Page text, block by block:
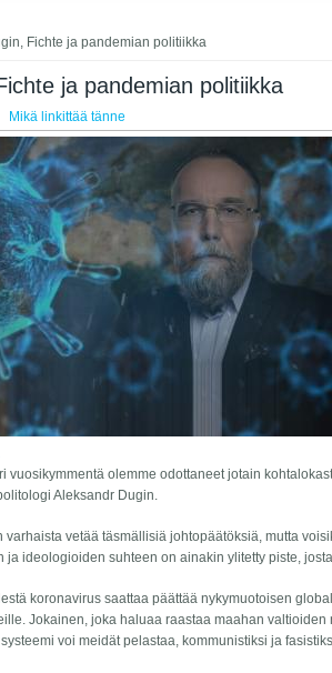
Fichte ja pandemian politiikka
ja pandemian politiikka
välilehdet
välilehti)
Mikä linkittää tänne
vuosikymmentä olemme odottaneet jotain
Aleksandr Dugin.
varhaista vetää täsmällisiä johtopäätöksiä, mutta
ja ideologioiden suhteen on ainakin ylitetty piste,
koronavirus saattaa päättää nykymuotoisen
Jokainen, joka haluaa raastaa maahan
voi meidät pelastaa, kommunistiksi ja